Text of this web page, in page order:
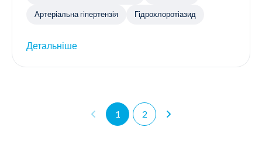
Артеріальна гіпертензія Гідрохлоротіазид
Детальніше
1 2